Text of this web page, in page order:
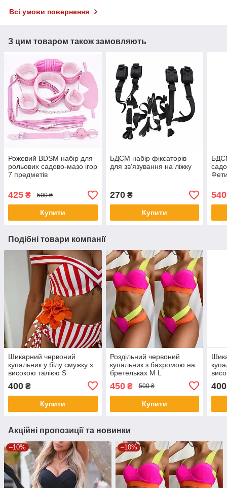
Всі умови повернення
З цим товаром також замовляють
Рожевий BDSM набір для
рольових садово-мазо ігор
7 предметів
425 ₴ 500 ₴
Купити
БДСМ набір фіксаторів
для зв'язування на ліжку
270₴
Купити
540
Подібні товари компанії
Шикарний червоний
купальник у білу смужку з
високою талією S
400 ₴
Купити
Роздільний червоний
купальник з бахромою на
бретельках M L
450₴ 500 ₴
Купити
400
Акційні пропозиції та новинки
–10% –10%